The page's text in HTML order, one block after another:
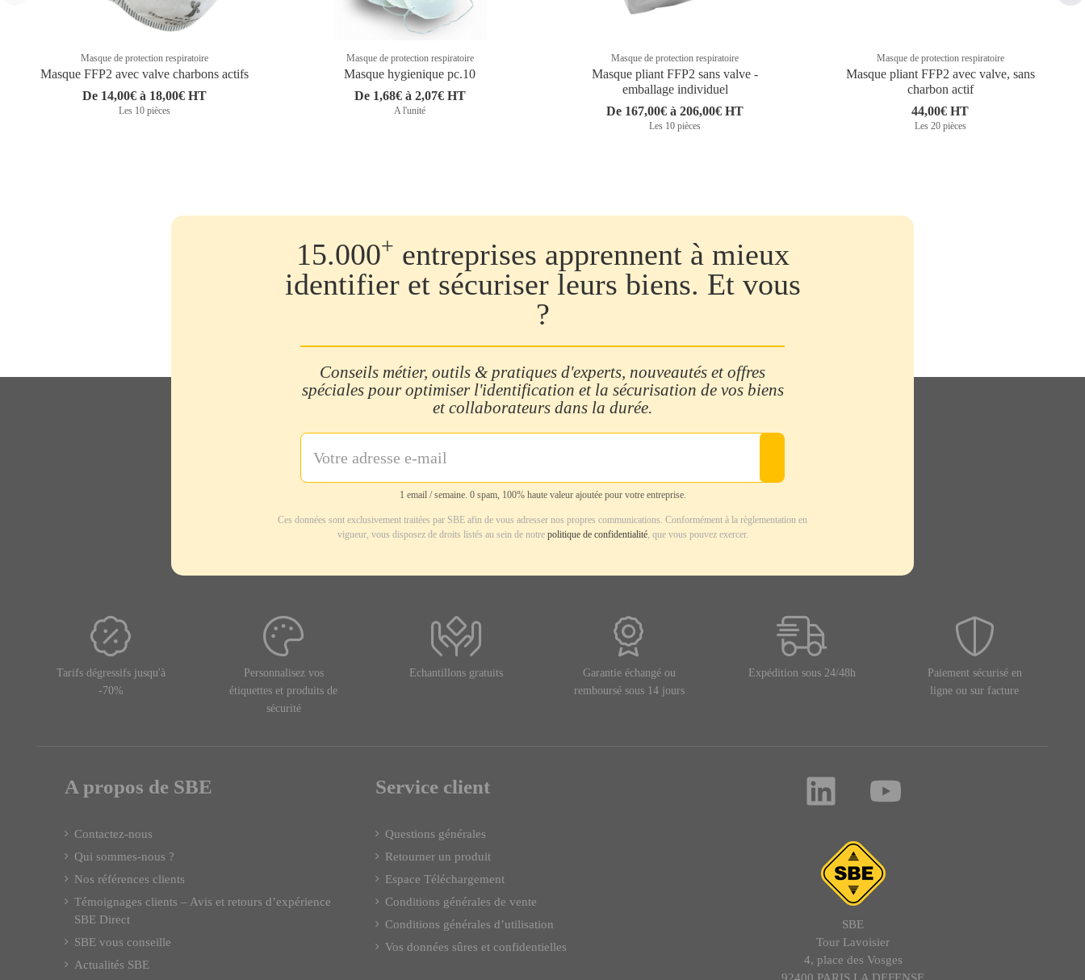
Masque de protection respiratoire
Masque FFP2 avec valve charbons actifs
De 14,00€ à 18,00€ HT
Les 10 pièces
Masque de protection respiratoire
Masque hygienique pc.10
De 1,68€ à 2,07€ HT
A l'unité
Masque de protection respiratoire
Masque pliant FFP2 sans valve -
emballage individuel
De 167,00€ à 206,00€ HT
Les 10 pièces
Masque de protection respiratoire
Masque pliant FFP2 avec valve, sans
charbon actif
44,00€ HT
Les 20 pièces
15.000+ entreprises apprennent à mieux
identifier et sécuriser leurs biens. Et vous
?
Conseils métier, outils & pratiques d'experts, nouveautés et offres
spéciales pour optimiser l'identification et la sécurisation de vos biens
et collaborateurs dans la durée.
1 email / semaine. 0 spam, 100% haute valeur ajoutée pour votre entreprise.
Ces données sont exclusivement traitées par SBE afin de vous adresser nos propres communications. Conformément à la règlementation en
vigueur, vous disposez de droits listés au sein de notre politique de confidentialité, que vous pouvez exercer.
Tarifs dégressifs jusqu'à
-70%
Personnalisez vos
étiquettes et produits de
sécurité
Echantillons gratuits
Garantie échangé ou
remboursé sous 14 jours
Expédition sous 24/48h
Paiement sécurisé en
ligne ou sur facture
A propos de SBE
Contactez-nous
Qui sommes-nous ?
Nos références clients
Témoignages clients – Avis et retours d’expérience
SBE Direct
SBE vous conseille
Actualités SBE
Service client
Questions générales
Retourner un produit
Espace Téléchargement
Conditions générales de vente
Conditions générales d’utilisation
Vos données sûres et confidentielles
SBE
Tour Lavoisier
4, place des Vosges
92400 PARIS LA DEFENSE